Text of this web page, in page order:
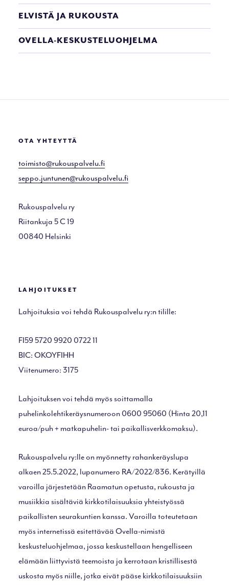
ELVISTÄ JA RUKOUSTA
OVELLA-KESKUSTELUOHJELMA
OTA YHTEYTTÄ
toimisto@rukouspalvelu.fi
seppo.juntunen@rukouspalvelu.fi
Rukouspalvelu ry
Riitankuja 5 C 19
00840 Helsinki
LAHJOITUKSET
Lahjoituksia voi tehdä Rukouspalvelu ry:n tilille:
FI59 5720 9920 0722 11
BIC: OKOYFIHH
Viitenumero: 3175
Lahjoituksen voi tehdä myös soittamalla
puhelinkolehtikeräysnumeroon 0600 95060 (Hinta 20,11
euroa/puh + matkapuhelin- tai paikallisverkkomaksu).
Rukouspalvelu ry:lle on myönnetty rahankeräyslupa
alkaen 25.5.2022, lupanumero RA/2022/836. Kerätyillä
varoilla järjestetään Raamatun opetusta, rukousta ja
musiikkia sisältäviä kirkkotilaisuuksia yhteistyössä
paikallisten seurakuntien kanssa. Varoilla toteutetaan
myös internetissä esitettävää Ovella-nimistä
keskusteluohjelmaa, jossa keskustellaan hengelliseen
elämään liittyvistä teemoista ja kerrotaan kristillisestä
uskosta myös niille, jotka eivät pääse kirkkotilaisuuksiin